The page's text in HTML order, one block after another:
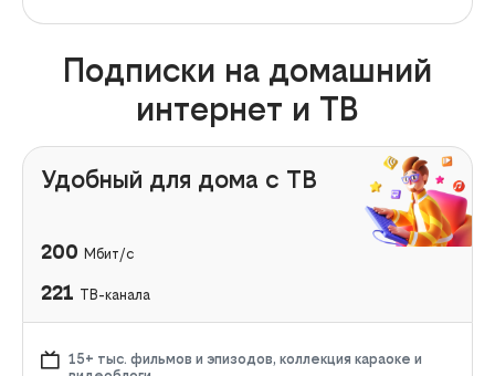
Подписки на домашний
интернет и ТВ
Удобный для дома с ТВ
200 Мбит/с
221 ТВ-канала
15+ тыс. фильмов и эпизодов, коллекция караоке и